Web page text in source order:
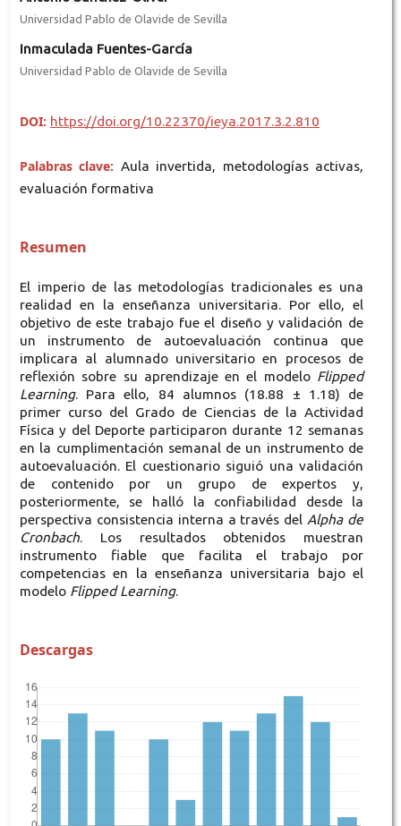
Universidad Pablo de Olavide de Sevilla
Inmaculada Fuentes-García
Universidad Pablo de Olavide de Sevilla
DOI: https://doi.org/10.22370/ieya.2017.3.2.810
Palabras clave: Aula invertida, metodologías activas,
evaluación formativa
Resumen
El imperio de las metodologías tradicionales es una
realidad en la enseñanza universitaria. Por ello, el
objetivo de este trabajo fue el diseño y validación de
un instrumento de autoevaluación continua que
implicara al alumnado universitario en procesos de
reflexión sobre su aprendizaje en el modelo Flipped
Learning. Para ello, 84 alumnos (18.88 ± 1.18) de
primer curso del Grado de Ciencias de la Actividad
Física y del Deporte participaron durante 12 semanas
en la cumplimentación semanal de un instrumento de
autoevaluación. El cuestionario siguió una validación
de contenido por un grupo de expertos y,
posteriormente, se halló la confiabilidad desde la
perspectiva consistencia interna a través del Alpha de
Cronbach. Los resultados obtenidos muestran
instrumento fiable que facilita el trabajo por
competencias en la enseñanza universitaria bajo el
modelo Flipped Learning.
Descargas